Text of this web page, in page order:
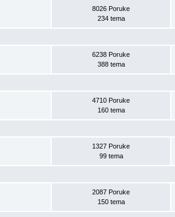
8026 Poruke
234 tema
6238 Poruke
388 tema
4710 Poruke
160 tema
1327 Poruke
99 tema
2087 Poruke
150 tema